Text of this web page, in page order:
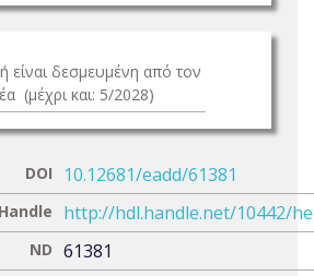
είναι δεσμευμένη από τον
(μέχρι και: 5/2028)
DOI 10.12681/eadd/61381
http://hdl.handle.net/10442/
ND 61381